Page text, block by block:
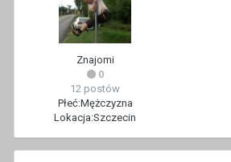
Znajomi
0
12 postów
Płeć:Mężczyzna
Lokacja:Szczecin